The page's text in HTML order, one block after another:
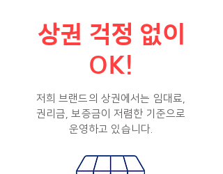
상권 걱정 없이
OK!
저희 브랜드의 상권에서는 임대료,
권리금, 보증금이 저렴한 기준으로
운영하고 있습니다.